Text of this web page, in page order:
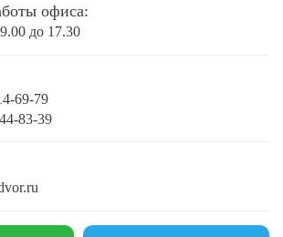
офиса:
до 17.30
69-79
83-39